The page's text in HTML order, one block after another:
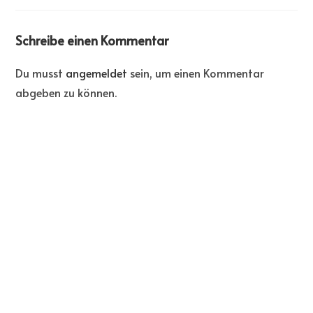
Schreibe einen Kommentar
Du musst angemeldet sein, um einen Kommentar
abgeben zu können.